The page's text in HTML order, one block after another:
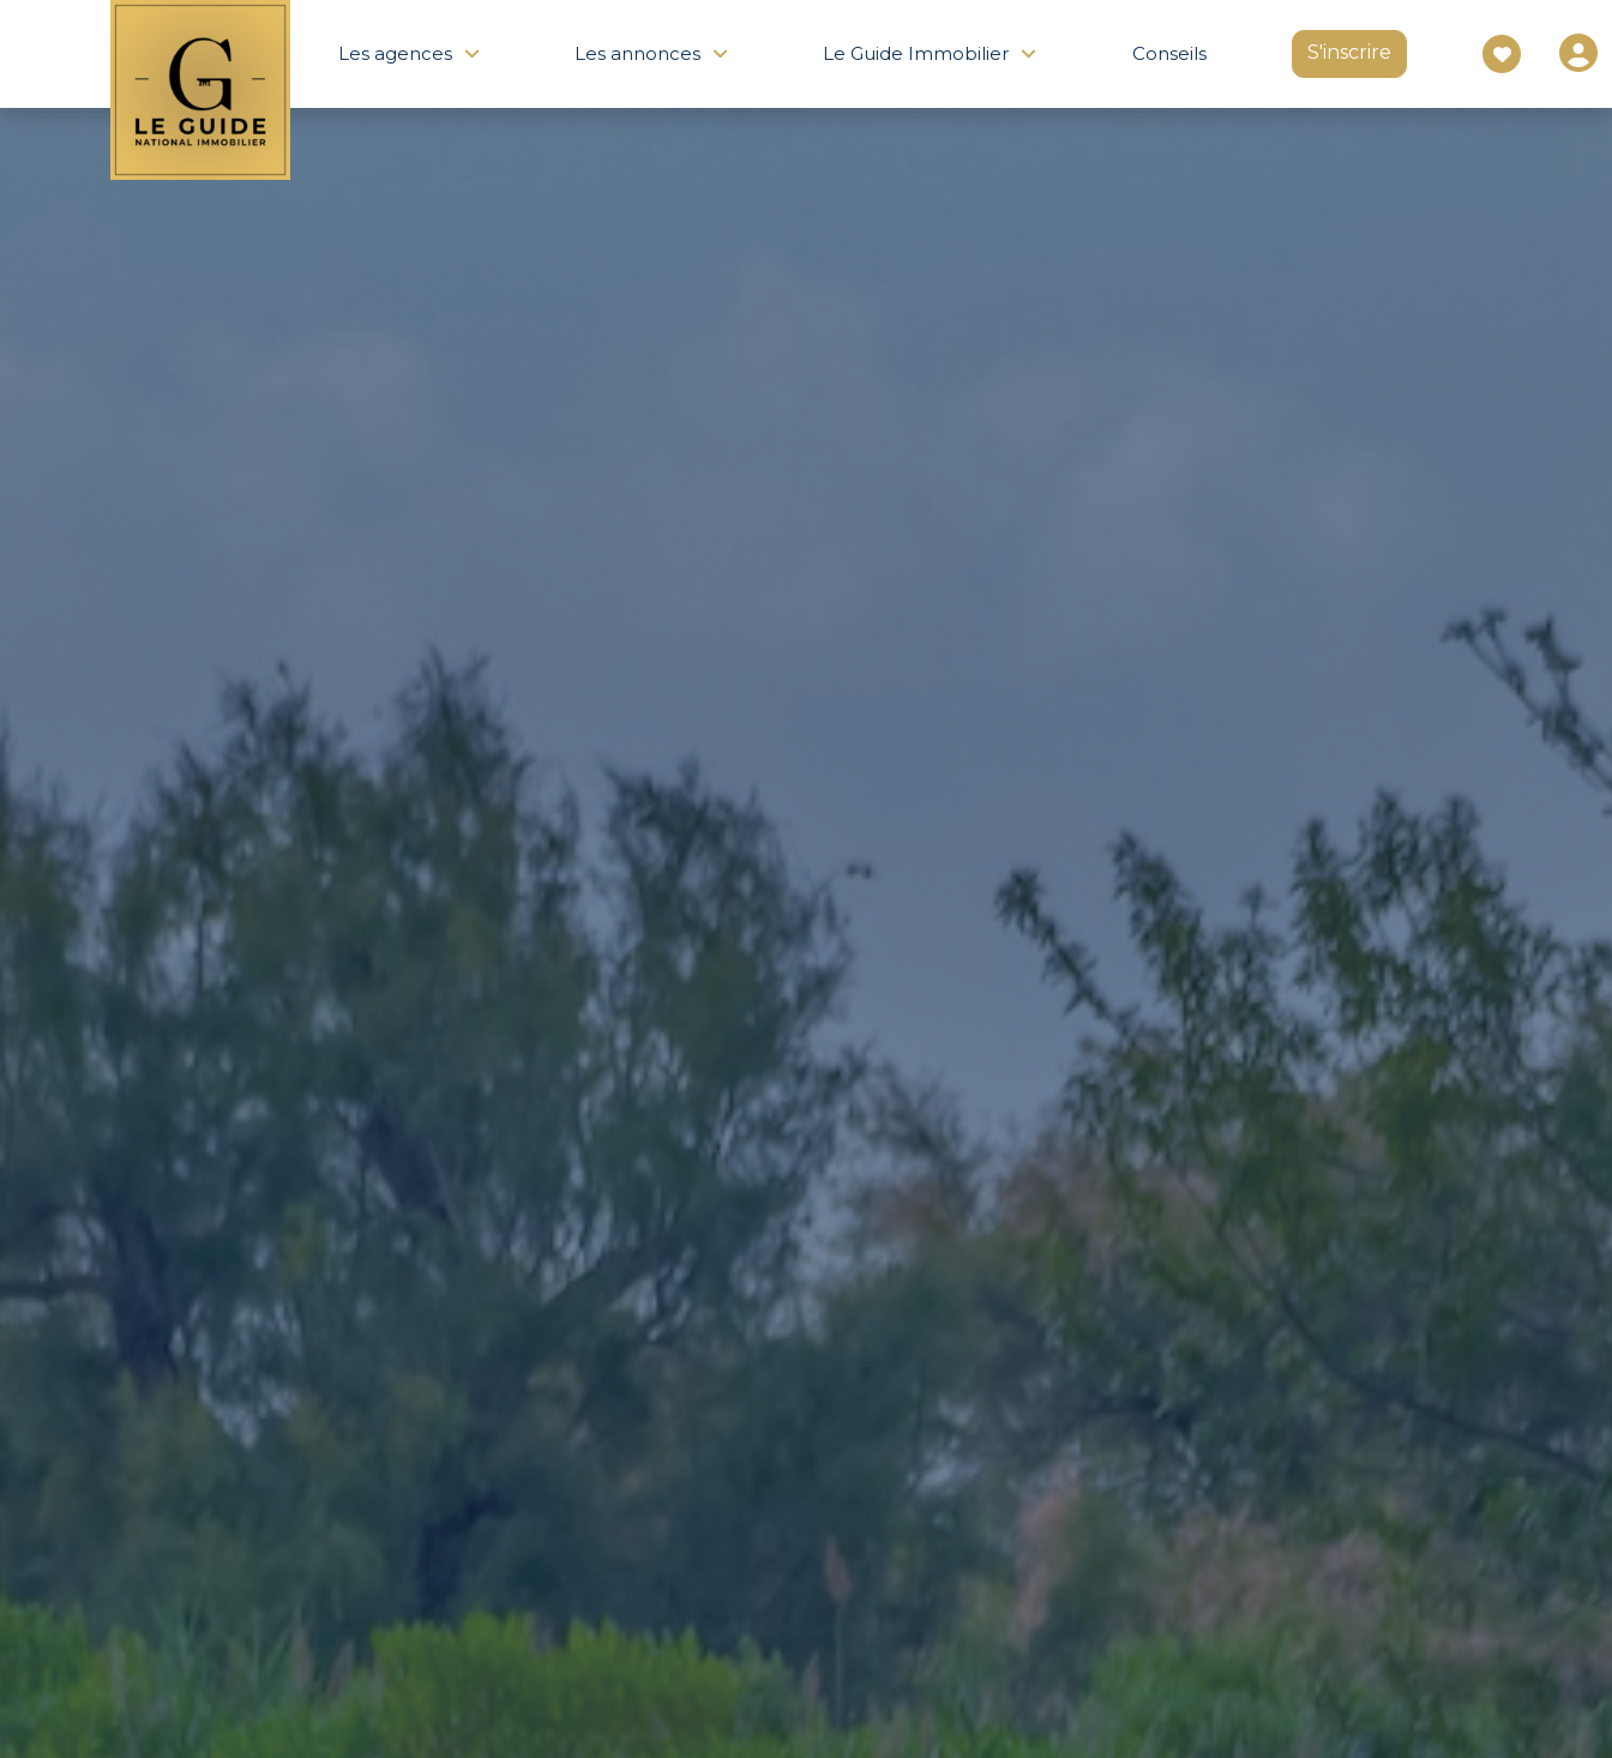
Les agences Les annonces Le Guide Immobilier Conseils S'inscrire